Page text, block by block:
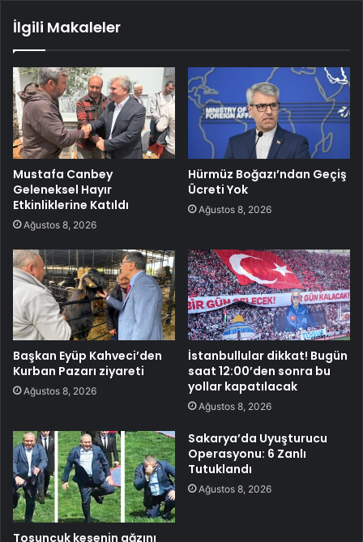
İlgili Makaleler
Mustafa Canbey
Geleneksel Hayır
Etkinliklerine Katıldı
Ağustos 8, 2026
Hürmüz Boğazı’ndan Geçiş
Ücreti Yok
Ağustos 8, 2026
Başkan Eyüp Kahveci’den
Kurban Pazarı ziyareti
Ağustos 8, 2026
İstanbullular dikkat! Bugün
saat 12:00’den sonra bu
yollar kapatılacak
Ağustos 8, 2026
Tosuncuk kesenin ağzını
Sakarya’da Uyuşturucu
Operasyonu: 6 Zanlı
Tutuklandı
Ağustos 8, 2026